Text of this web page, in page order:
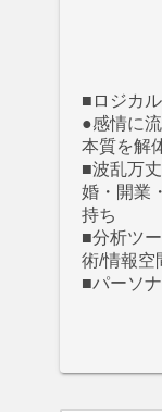
■ロジカ
●感情に
本質を解
■波乱万
婚・開業
持ち
■分析ツ
術/情報空
■パーソ